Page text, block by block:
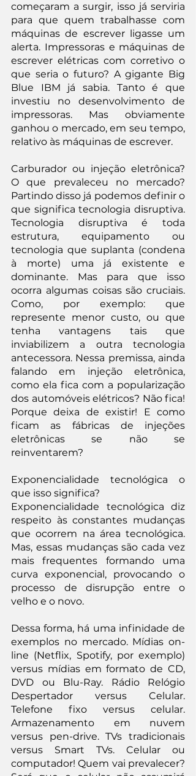
começaram a surgir, isso já serviria
para que quem trabalhasse com
máquinas de escrever ligasse um
alerta. Impressoras e máquinas de
escrever elétricas com corretivo o
que seria o futuro? A gigante Big
Blue IBM já sabia. Tanto é que
investiu no desenvolvimento de
impressoras. Mas obviamente
ganhou o mercado, em seu tempo,
relativo às máquinas de escrever.
Carburador ou injeção eletrônica?
O que prevaleceu no mercado?
Partindo disso já podemos definir o
que significa tecnologia disruptiva.
Tecnologia disruptiva é toda
estrutura, equipamento ou
tecnologia que suplanta (condena
à morte) uma já existente e
dominante. Mas para que isso
ocorra algumas coisas são cruciais.
Como, por exemplo: que
represente menor custo, ou que
tenha vantagens tais que
inviabilizem a outra tecnologia
antecessora. Nessa premissa, ainda
falando em injeção eletrônica,
como ela fica com a popularização
dos automóveis elétricos? Não fica!
Porque deixa de existir! E como
ficam as fábricas de injeções
eletrônicas se não se
reinventarem?
Exponencialidade tecnológica o
que isso significa?
Exponencialidade tecnológica diz
respeito às constantes mudanças
que ocorrem na área tecnológica.
Mas, essas mudanças são cada vez
mais frequentes formando uma
curva exponencial, provocando o
processo de disrupção entre o
velho e o novo.
Dessa forma, há uma infinidade de
exemplos no mercado. Mídias on-
line (Netflix, Spotify, por exemplo)
versus mídias em formato de CD,
DVD ou Blu-Ray. Rádio Relógio
Despertador versus Celular.
Telefone fixo versus celular.
Armazenamento em nuvem
versus pen-drive. TVs tradicionais
versus Smart TVs. Celular ou
computador! Quem vai prevalecer?